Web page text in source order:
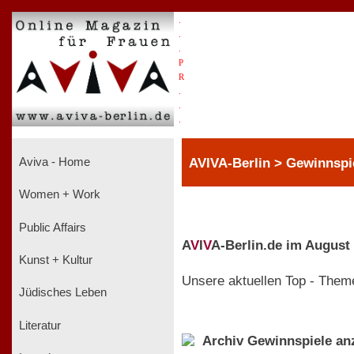
P
R
Aviva - Home
Women + Work
Public Affairs
Kunst + Kultur
Jüdisches Leben
Literatur
AVIVA-Berlin >
AVIVA-Berlin.de im August
Unsere aktuellen Top -
Archiv Gewinnspiele